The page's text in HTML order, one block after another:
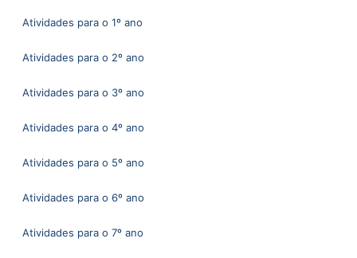
Atividades para o 1º ano
Atividades para o 2º ano
Atividades para o 3º ano
Atividades para o 4º ano
Atividades para o 5º ano
Atividades para o 6º ano
Atividades para o 7º ano